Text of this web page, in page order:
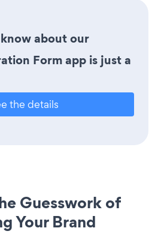
about our
Form app is just a
the details
Guesswork of
Your Brand